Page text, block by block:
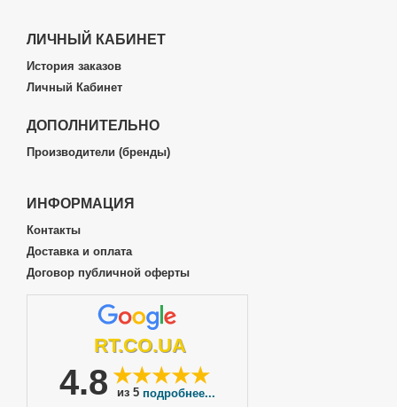
ЛИЧНЫЙ КАБИНЕТ
История заказов
Личный Кабинет
ДОПОЛНИТЕЛЬНО
Производители (бренды)
ИНФОРМАЦИЯ
Контакты
Доставка и оплата
Договор публичной оферты
RT.CO.UA
4.8 ★★★★★
из 5 подробнее...